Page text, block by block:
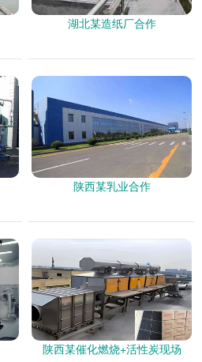
湖北某造纸厂合作
陕西某乳业合作
陕西某催化燃烧+活性炭现场